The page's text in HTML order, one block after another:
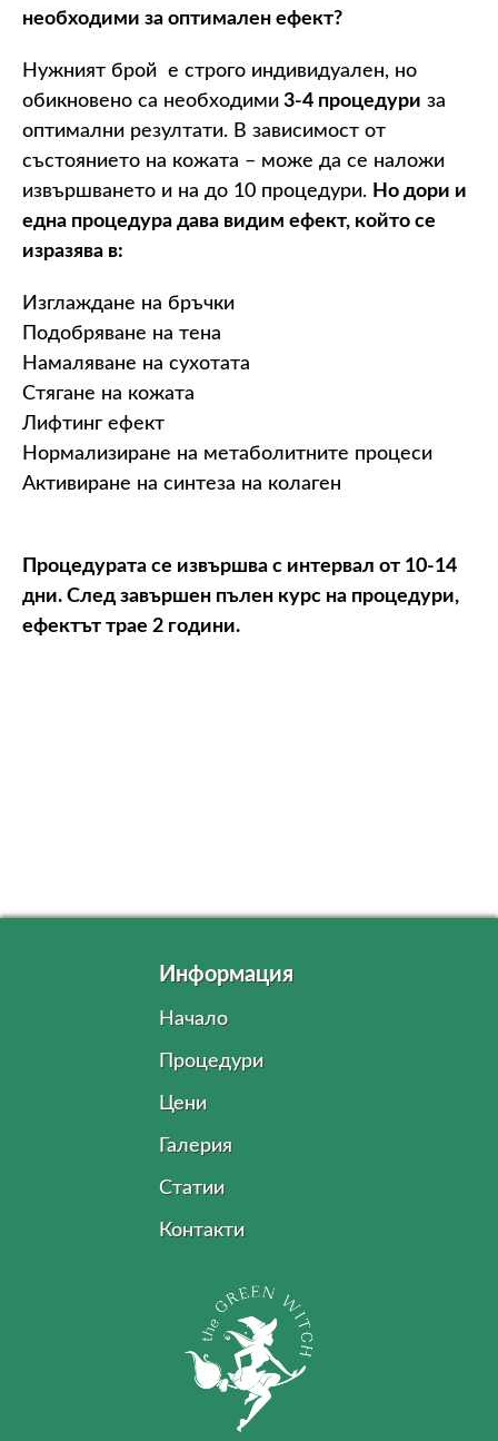
необходими за оптимален ефект?
Нужният брой е строго индивидуален, но
обикновено са необходими 3-4 процедури за
оптимални резултати. В зависимост от
състоянието на кожата – може да се наложи
извършването и на до 10 процедури. Но дори и
една процедура дава видим ефект, който се
изразява в:
Изглаждане на бръчки
Подобряване на тена
Намаляване на сухотата
Стягане на кожата
Лифтинг ефект
Нормализиране на метаболитните процеси
Активиране на синтеза на колаген
Процедурата се извършва с интервал от 10-14
дни. След завършен пълен курс на процедури,
ефектът трае 2 години.
Информация
Начало
Процедури
Цени
Галерия
Статии
Контакти